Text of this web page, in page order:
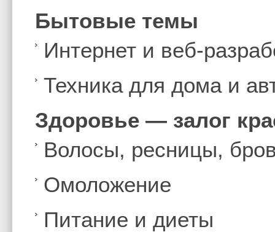
Бытовые темы
Интернет и веб-
Техника для дома и
Здоровье — залог
Волосы, ресницы,
Омоложение
Питание и диеты